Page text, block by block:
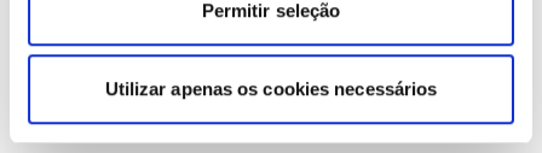
Permitir seleção
Utilizar apenas os cookies necessários